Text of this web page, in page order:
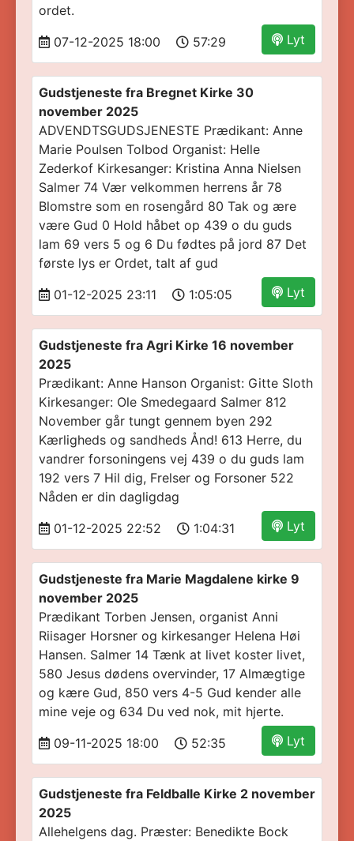
ordet.
Lyt
07-12-2025 18:00 57:29
Gudstjeneste fra Bregnet Kirke 30
november 2025
ADVENDTSGUDSJENESTE Prædikant: Anne
Marie Poulsen Tolbod Organist: Helle
Zederkof Kirkesanger: Kristina Anna Nielsen
Salmer 74 Vær velkommen herrens år 78
Blomstre som en rosengård 80 Tak og ære
være Gud 0 Hold håbet op 439 o du guds
lam 69 vers 5 og 6 Du fødtes på jord 87 Det
første lys er Ordet, talt af gud
Lyt
01-12-2025 23:11 1:05:05
Gudstjeneste fra Agri Kirke 16 november
2025
Prædikant: Anne Hanson Organist: Gitte Sloth
Kirkesanger: Ole Smedegaard Salmer 812
November går tungt gennem byen 292
Kærligheds og sandheds Ånd! 613 Herre, du
vandrer forsoningens vej 439 o du guds lam
192 vers 7 Hil dig, Frelser og Forsoner 522
Nåden er din dagligdag
Lyt
01-12-2025 22:52 1:04:31
Gudstjeneste fra Marie Magdalene kirke 9
november 2025
Prædikant Torben Jensen, organist Anni
Riisager Horsner og kirkesanger Helena Høi
Hansen. Salmer 14 Tænk at livet koster livet,
580 Jesus dødens overvinder, 17 Almægtige
og kære Gud, 850 vers 4-5 Gud kender alle
mine veje og 634 Du ved nok, mit hjerte.
Lyt
09-11-2025 18:00 52:35
Gudstjeneste fra Feldballe Kirke 2 november
2025
Allehelgens dag. Præster: Benedikte Bock